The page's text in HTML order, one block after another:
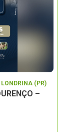
LONDRINA (PR)
–